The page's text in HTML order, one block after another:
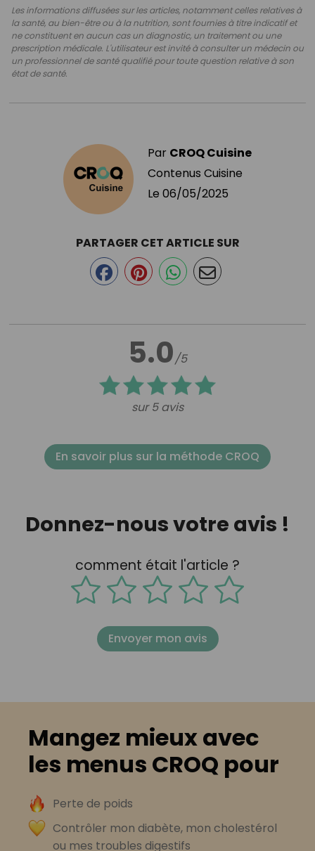
Les informations diffusées sur les articles, notamment celles relatives à
la santé, au bien-être ou à la nutrition, sont fournies à titre indicatif et
ne constituent en aucun cas un diagnostic, un traitement ou une
prescription médicale. L'utilisateur est invité à consulter un médecin ou
un professionnel de santé qualifié pour toute question relative à son
état de santé.
Par CROQ Cuisine
Contenus Cuisine
Le 06/05/2025
5.0/5
sur 5 avis
PARTAGER CET ARTICLE SUR
En savoir plus sur la méthode CROQ
Donnez-nous votre avis !
comment était l'article ?
Envoyer mon avis
Mangez mieux avec
les menus CROQ pour
Perte de poids
Contrôler mon diabète, mon cholestérol
ou mes troubles digestifs